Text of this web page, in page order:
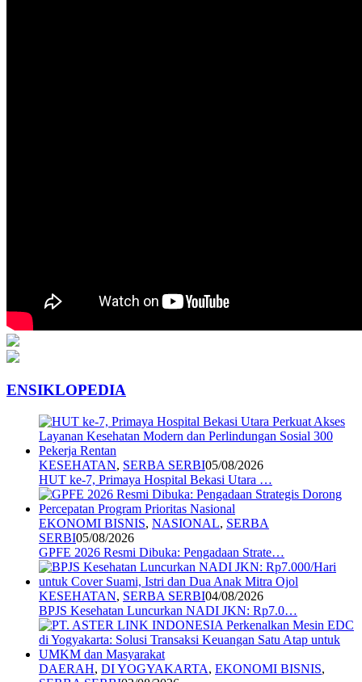
ENSIKLOPEDIA
KESEHATAN, SERBA SERBI05/08/2026
HUT ke-7, Primaya Hospital Bekasi Utara …
EKONOMI BISNIS, NASIONAL, SERBA
SERBI05/08/2026
GPFE 2026 Resmi Dibuka: Pengadaan Strate…
KESEHATAN, SERBA SERBI04/08/2026
BPJS Kesehatan Luncurkan NADI JKN: Rp7.0…
DAERAH, DI YOGYAKARTA, EKONOMI BISNIS,